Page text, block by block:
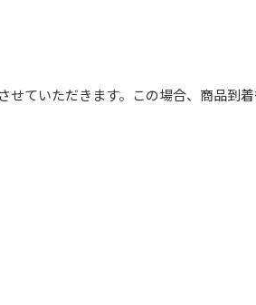
ていただきます。この場合、商品到